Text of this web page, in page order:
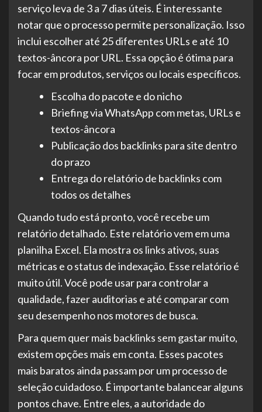
serviço leva de 3 a 7 dias úteis. É interessante
notar que o processo permite personalização. Isso
inclui escolher até 25 diferentes URLs e até 10
textos-âncora por URL. Essa opção é ótima para
focar em produtos, serviços ou locais específicos.
Escolha do pacote e do nicho
Briefing via WhatsApp com metas, URLs e
textos-âncora
Publicação dos backlinks para site dentro
do prazo
Entrega do relatório de backlinks com
todos os detalhes
Quando tudo está pronto, você recebe um
relatório detalhado. Este relatório vem em uma
planilha Excel. Ela mostra os links ativos, suas
métricas e o status de indexação. Esse relatório é
muito útil. Você pode usar para controlar a
qualidade, fazer auditorias e até comparar com
seu desempenho nos motores de busca.
Para quem quer mais backlinks sem gastar muito,
existem opções mais em conta. Esses pacotes
mais baratos ainda passam por um processo de
seleção cuidadoso. É importante balancear alguns
pontos chave. Entre eles, a autoridade do